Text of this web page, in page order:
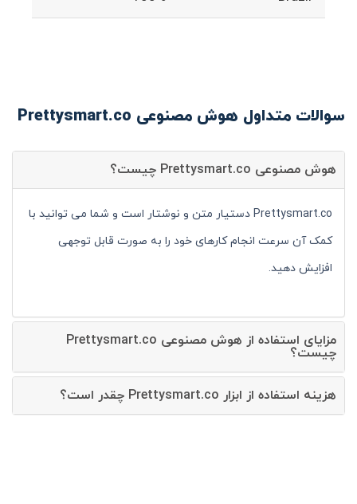
سوالات متداول هوش مصنوعی Prettysmart.co
هوش مصنوعی Prettysmart.co چیست؟
Prettysmart.co دستیار متن و نوشتار است و شما می توانید با
کمک آن سرعت انجام کارهای خود را به صورت قابل توجهی
افزایش دهید.
مزایای استفاده از هوش مصنوعی Prettysmart.co
چیست؟
هزینه استفاده از ابزار Prettysmart.co چقدر است؟